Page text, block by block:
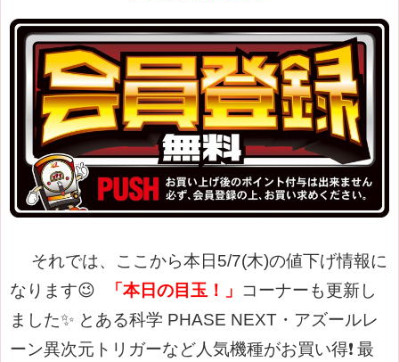
それでは、ここから本日5/7(木)の値下げ情報に
なります😉
「本日の目玉！」
コーナーも更新し
ました✨ とある科学 PHASE NEXT・アズールレ
ーン異次元トリガーなど人気機種がお買い得❗ 最